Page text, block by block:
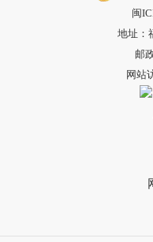
闽
地址：
邮
网站